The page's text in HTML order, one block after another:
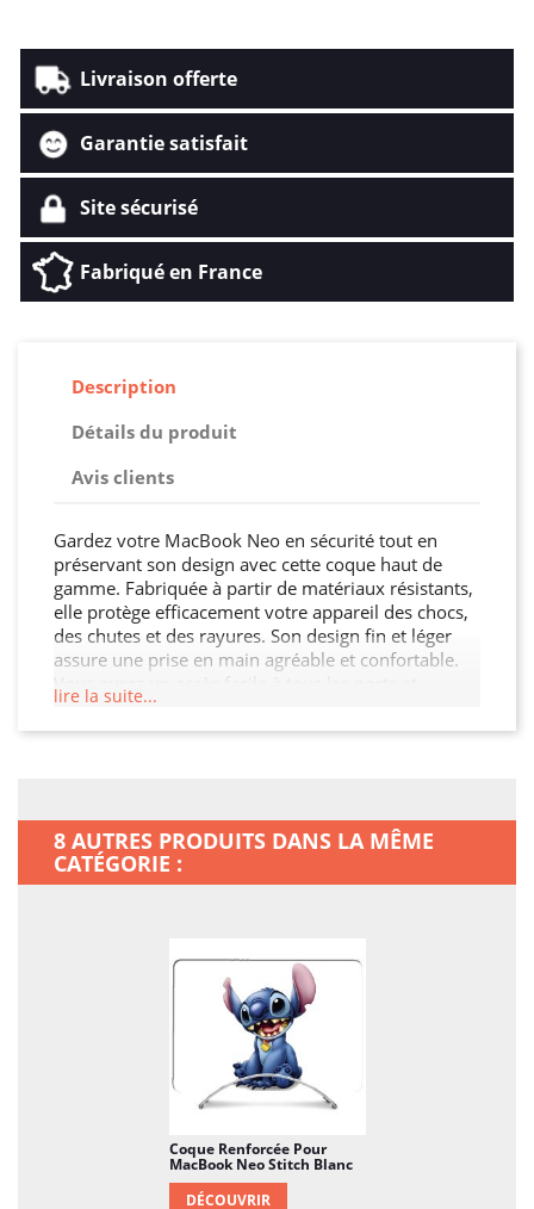
Livraison offerte
Garantie satisfait
Site sécurisé
Fabriqué en France
Description
Détails du produit
Avis clients
Gardez votre MacBook Neo en sécurité tout en
préservant son design avec cette coque haut de
gamme. Fabriquée à partir de matériaux résistants,
elle protège efficacement votre appareil des chocs,
des chutes et des rayures. Son design fin et léger
assure une prise en main agréable et confortable.
Vous aurez un accès facile à tous les ports et
boutons de votre MacBook Neo grâce à sa découpe
précise. Choisissez cette coque pour préserver
lire la suite...
8 AUTRES PRODUITS DANS LA MÊME
CATÉGORIE :
Coque Renforcée Pour
MacBook Neo Stitch Blanc
DÉCOUVRIR